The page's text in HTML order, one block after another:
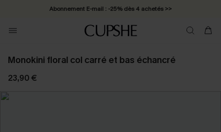
Abonnement E-mail : -25% dès 4 achetés >>
Monokini floral col carré et bas échancré
23,90 €